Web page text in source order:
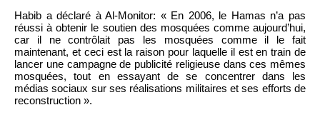
Habib a déclaré à Al-Monitor: « En 2006, le Hamas n’a pas
réussi à obtenir le soutien des mosquées comme aujourd’hui,
car il ne contrôlait pas les mosquées comme il le fait
maintenant, et ceci est la raison pour laquelle il est en train de
lancer une campagne de publicité religieuse dans ces mêmes
mosquées, tout en essayant de se concentrer dans les
médias sociaux sur ses réalisations militaires et ses efforts de
reconstruction ».